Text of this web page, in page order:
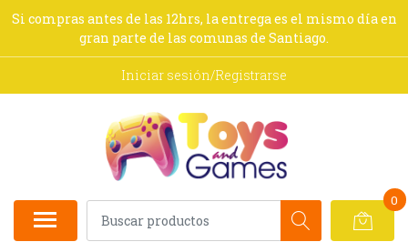
Si compras antes de las 12hrs, la entrega es el mismo día en
gran parte de las comunas de Santiago.
Iniciar sesión/Registrarse
0